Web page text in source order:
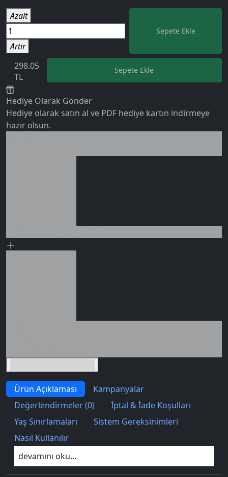
0 değerlendirme
Azalt
Artır
Sepete Ekle
298.05
TL
Sepete Ekle
Hediye Olarak Gönder
Hediye olarak satın al ve PDF hediye kartın indirmeye
hazır olsun.
Ürün Açıklaması
Kampanyalar
Değerlendirmeler (0)
İptal & İade Koşulları
Yaş Sınırlamaları
Sistem Gereksinimleri
Nasıl Kullanılır
devamını oku...